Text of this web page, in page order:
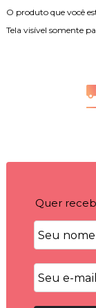
O produto que você
Tela visível somente
Quer